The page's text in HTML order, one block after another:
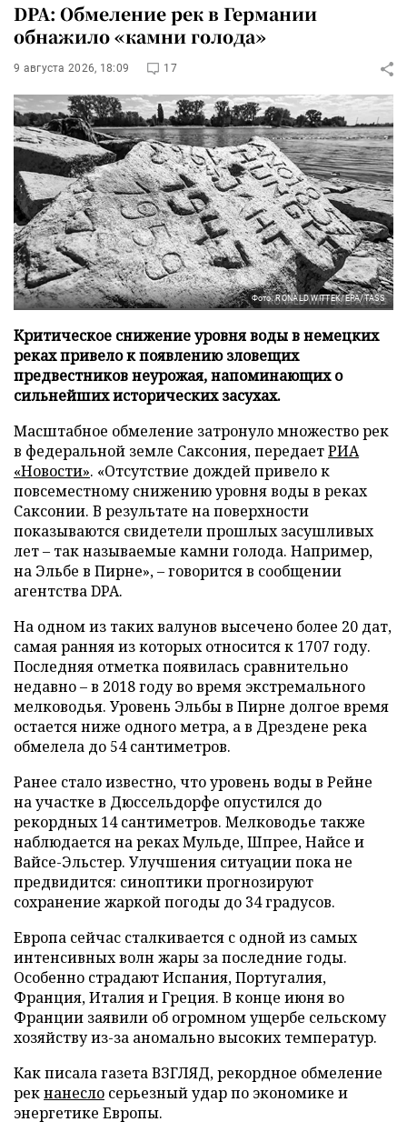
DPA: Обмеление рек в Германии
обнажило «камни голода»
9 августа 2026, 18:09 17
Фото: RONALD WITTEK/EPA/TASS
Критическое снижение уровня воды в немецких
реках привело к появлению зловещих
предвестников неурожая, напоминающих о
сильнейших исторических засухах.
Масштабное обмеление затронуло множество рек
в федеральной земле Саксония, передаетРИА
«Новости». «Отсутствие дождей привело к
повсеместному снижению уровня воды в реках
Саксонии. В результате на поверхности
показываются свидетели прошлых засушливых
лет – так называемые камни голода. Например,
на Эльбе в Пирне», – говорится в сообщении
агентства DPA.
На одном из таких валунов высечено более 20 дат,
самая ранняя из которых относится к 1707 году.
Последняя отметка появилась сравнительно
недавно – в 2018 году во время экстремального
мелководья. Уровень Эльбы в Пирне долгое время
остается ниже одного метра, а в Дрездене река
обмелела до 54 сантиметров.
Ранее стало известно, что уровень воды в Рейне
на участке в Дюссельдорфе опустился до
рекордных 14 сантиметров. Мелководье также
наблюдается на реках Мульде, Шпрее, Найсе и
Вайсе-Эльстер. Улучшения ситуации пока не
предвидится: синоптики прогнозируют
сохранение жаркой погоды до 34 градусов.
Европа сейчас сталкивается с одной из самых
интенсивных волн жары за последние годы.
Особенно страдают Испания, Португалия,
Франция, Италия и Греция. В конце июня во
Франции заявили об огромном ущербе сельскому
хозяйству из-за аномально высоких температур.
Как писала газета ВЗГЛЯД, рекордное обмеление
рекнанесло серьезный удар по экономике и
энергетике Европы.